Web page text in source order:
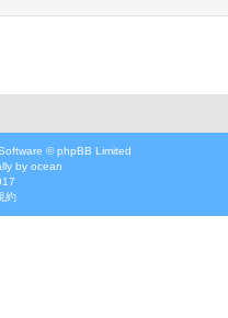
© phpBB Limited
by ocean
約